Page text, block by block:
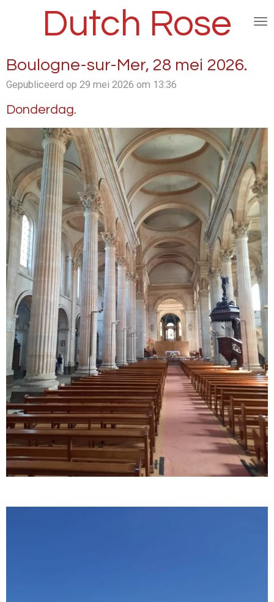
de
hoofdinhoud
Dutch Rose
Boulogne-sur-Mer, 28 mei 2026.
Gepubliceerd op 29 mei 2026 om 13:36
Donderdag.